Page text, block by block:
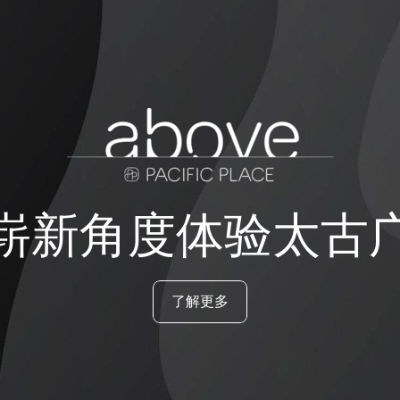
新角度体验太古
了解更多